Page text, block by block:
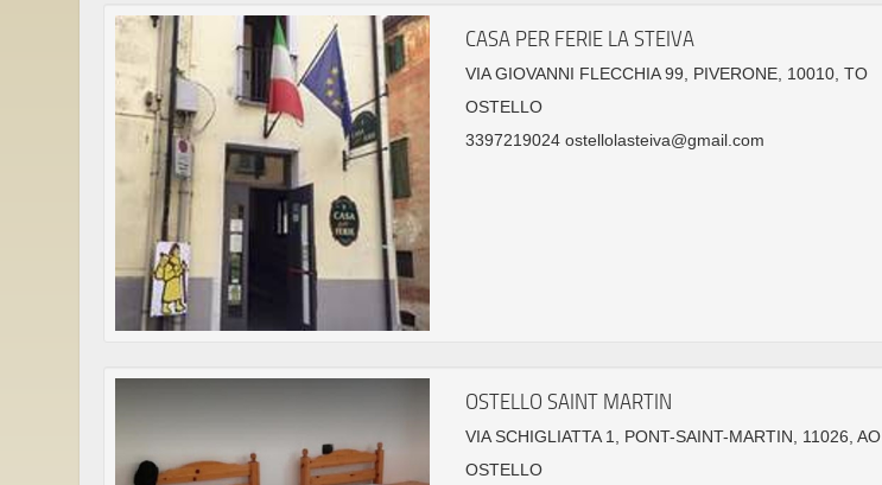
CASA PER FERIE LA STEIVA
VIA GIOVANNI FLECCHIA 99, PIVERONE, 10010, TO
OSTELLO
3397219024 ostellolasteiva@gmail.com
OSTELLO SAINT MARTIN
VIA SCHIGLIATTA 1, PONT-SAINT-MARTIN, 11026, AO
OSTELLO